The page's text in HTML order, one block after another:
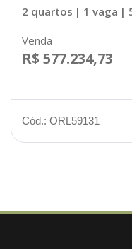
2 quartos | 1 vaga |
Venda
R$ 577.234,73
Cód.: ORL59131